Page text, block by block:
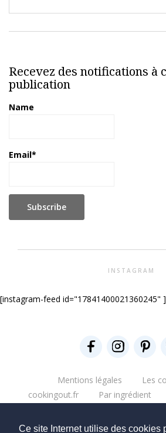
Ce site Internet utilise des cookies
Recevez des notifications à
publication
Name
Email*
INSTAGRAM
[instagram-feed id="17841400021360245" ]
Mentions légales
Les
cookingout.fr
Par ingrédient
ingrédient
Mes aventures